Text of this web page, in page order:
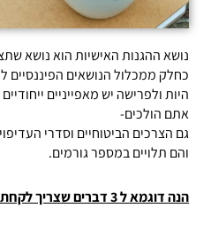
נושא ההגנות האישיות הוא נושא
כחלק ממכלול הנושאים הפיננסיים
היות ולפרישה יש מאפייניים
אתם הולכים-
גם הצרכים הביטוחיים וסדרי
והם תלויים במספר גורמים.
הנה דוגמא ל 3 דברים שצריך לקחת בחשבון: